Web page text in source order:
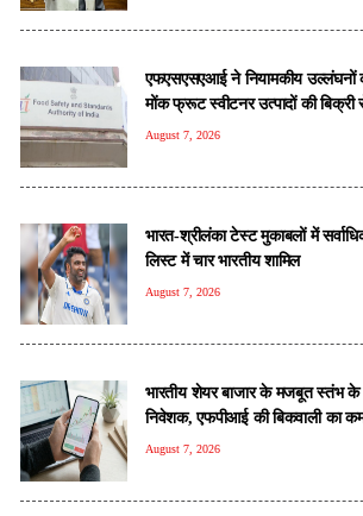
एफएसएसएआई ने नियामकीय
मोंक फ्रूट स्वीटनर उत्पादों की बिक्री
August 7, 2026
भारत-श्रीलंका टेस्ट मुकाबलों में
लिस्ट में चार भारतीय शामिल
August 7, 2026
भारतीय शेयर बाजार के मजबूत स्तंभ
निवेशक, एफपीआई की बिकवाली का
August 7, 2026